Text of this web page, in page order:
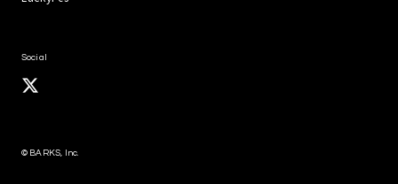
Social
© BARKS, Inc.